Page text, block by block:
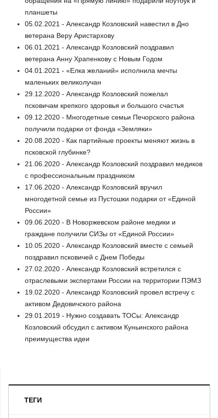
планшеты
05.02.2021 - Александр Козловский навестил в Дно
ветерана Веру Аристархову
06.01.2021 - Александр Козловский поздравил
ветерана Анну Храпенкову с Новым Годом
04.01.2021 - «Елка желаний» исполнила мечты
маленьких великолучан
29.12.2020 - Александр Козловский пожелал
псковичам крепкого здоровья и большого счастья
09.12.2020 - Многодетные семьи Печорского района
получили подарки от фонда «Земляки»
20.08.2020 - Как партийные проекты меняют жизнь в
псковской глубинке?
21.06.2020 - Александр Козловский поздравил медиков
с профессиональным праздником
17.06.2020 - Александр Козловский вручил
многодетной семье из Пустошки подарки от «Единой
России»
09.06.2020 - В Новоржевском районе медики и
граждане получили СИЗы от «Единой России»
10.05.2020 - Александр Козловский вместе с семьей
поздравил псковичей с Днем Победы
27.02.2020 - Александр Козловский встретился с
отраслевыми экспертами России на территории ПЭМЗ
19.02.2020 - Александр Козловский провел встречу с
активом Дедовичского района
29.01.2019 - Нужно создавать ТОСы: Александр
Козловский обсудил с активом Куньинского района
преимущества идеи
ТЕГИ